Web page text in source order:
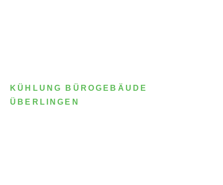
KÜHLUNG BÜROGEBÄUDE
ÜBERLINGEN